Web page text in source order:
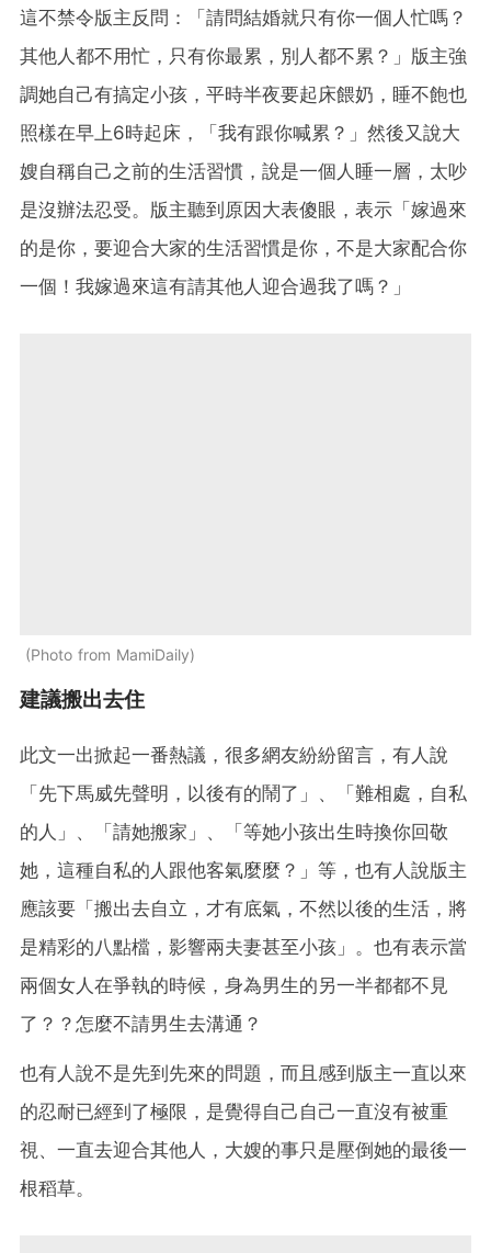
這不禁令版主反問：「請問結婚就只有你一個人忙嗎？
其他人都不用忙，只有你最累，別人都不累？」版主強
調她自己有搞定小孩，平時半夜要起床餵奶，睡不飽也
照樣在早上6時起床，「我有跟你喊累？」然後又說大
嫂自稱自己之前的生活習慣，說是一個人睡一層，太吵
是沒辦法忍受。版主聽到原因大表傻眼，表示「嫁過來
的是你，要迎合大家的生活習慣是你，不是大家配合你
一個！我嫁過來這有請其他人迎合過我了嗎？」
Photo from MamiDaily
建議搬出去住
此文一出掀起一番熱議，很多網友紛紛留言，有人說
「先下馬威先聲明，以後有的鬧了」、「難相處，自私
的人」、「請她搬家」、「等她小孩出生時換你回敬
她，這種自私的人跟他客氣麼麼？」等，也有人說版主
應該要「搬出去自立，才有底氣，不然以後的生活，將
是精彩的八點檔，影響兩夫妻甚至小孩」。也有表示當
兩個女人在爭執的時候，身為男生的另一半都都不見
了？？怎麼不請男生去溝通？
也有人說不是先到先來的問題，而且感到版主一直以來
的忍耐已經到了極限，是覺得自己自己一直沒有被重
視、一直去迎合其他人，大嫂的事只是壓倒她的最後一
根稻草。